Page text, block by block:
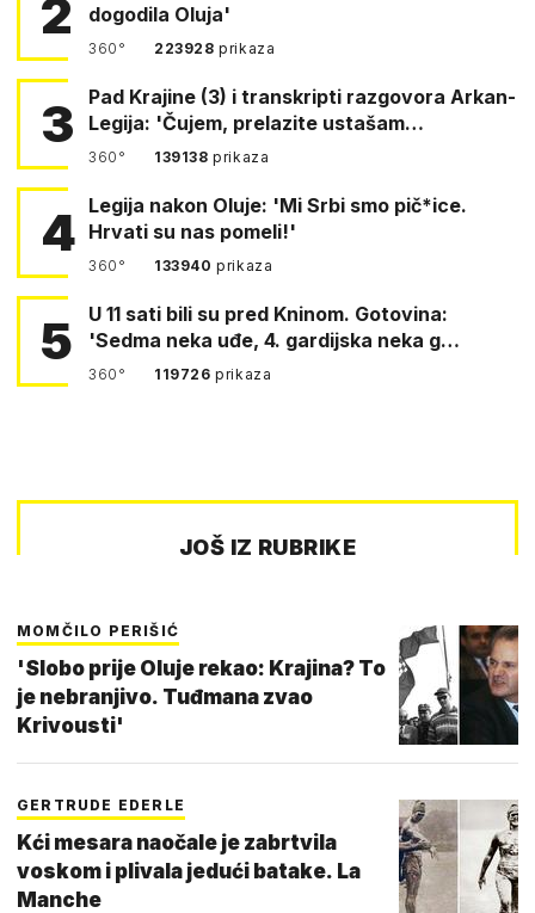
2 dogodila Oluja'
360° 223928prikaza
3
Pad Krajine (3) i transkripti razgovora Arkan-
Legija: 'Čujem, prelazite ustašam…
360° 139138prikaza
4 Legija nakon Oluje: 'Mi Srbi smo pič*ice.
Hrvati su nas pomeli!'
360° 133940prikaza
5
U 11 sati bili su pred Kninom. Gotovina:
'Sedma neka uđe, 4. gardijska neka g…
360° 119726prikaza
JOŠ IZ RUBRIKE
MOMČILO PERIŠIĆ
'Slobo prije Oluje rekao: Krajina? To
je nebranjivo. Tuđmana zvao
Krivousti'
GERTRUDE EDERLE
Kći mesara naočale je zabrtvila
voskom i plivala jedući batake. La
Manche